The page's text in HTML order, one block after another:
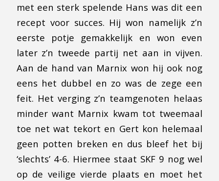
met een sterk spelende Hans was dit een
recept voor succes. Hij won namelijk z’n
eerste potje gemakkelijk en won even
later z’n tweede partij net aan in vijven.
Aan de hand van Marnix won hij ook nog
eens het dubbel en zo was de zege een
feit. Het verging z’n teamgenoten helaas
minder want Marnix kwam tot tweemaal
toe net wat tekort en Gert kon helemaal
geen potten breken en dus bleef het bij
‘slechts’ 4-6. Hiermee staat SKF 9 nog wel
op de veilige vierde plaats en moet het